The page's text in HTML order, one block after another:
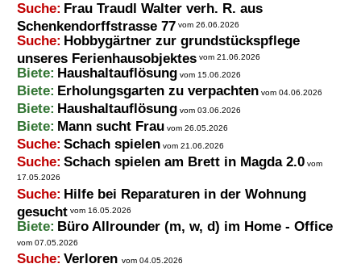
Suche: Frau Traudl Walter verh. R. aus
Schenkendorffstrasse 77 vom 26.06.2026
Suche: Hobbygärtner zur grundstückspflege
unseres Ferienhausobjektes vom 21.06.2026
Biete: Haushaltauflösung vom 15.06.2026
Biete: Erholungsgarten zu verpachten vom 04.06.2026
Biete: Haushaltauflösung vom 03.06.2026
Biete: Mann sucht Frau vom 26.05.2026
Suche: Schach spielen vom 21.06.2026
Suche: Schach spielen am Brett in Magda 2.0 vom
17.05.2026
Suche: Hilfe bei Reparaturen in der Wohnung
gesucht vom 16.05.2026
Biete: Büro Allrounder (m, w, d) im Home - Office
vom 07.05.2026
Suche: Verloren vom 04.05.2026